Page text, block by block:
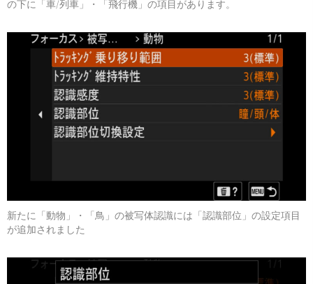
の下に「車/列車」・「飛行機」の項目があります。
新たに「動物」・「鳥」の被写体認識には「認識部位」の設定項目
が追加されました